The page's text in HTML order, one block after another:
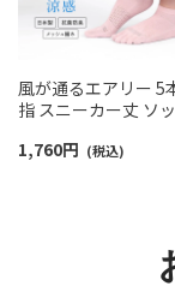
風が通るエアリー 5
指 スニーカー丈 ソ
抗菌防臭 NAIGAI
1,760円 (税込)